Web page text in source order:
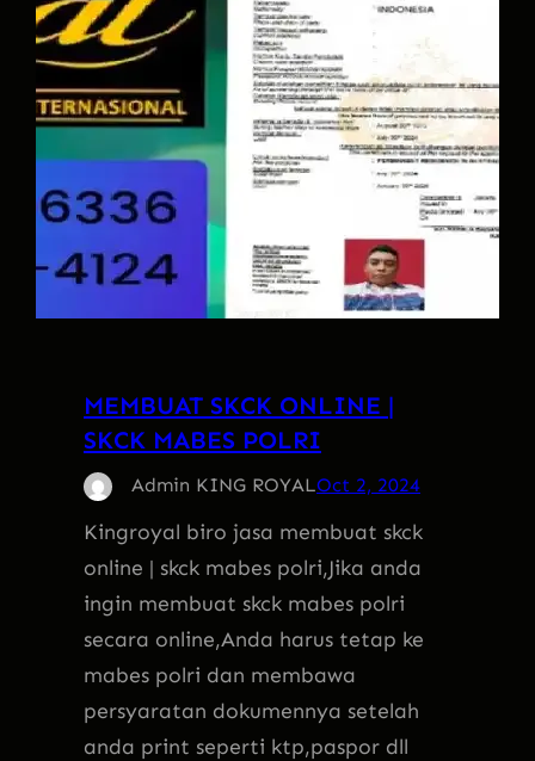
MEMBUAT SKCK ONLINE |
SKCK MABES POLRI
Admin KING ROYALOct 2, 2024
Kingroyal biro jasa membuat skck
online | skck mabes polri,Jika anda
ingin membuat skck mabes polri
secara online,Anda harus tetap ke
mabes polri dan membawa
persyaratan dokumennya setelah
anda print seperti ktp,paspor dll